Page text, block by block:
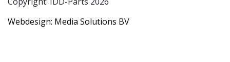
Webdesign: Media Solutions BV